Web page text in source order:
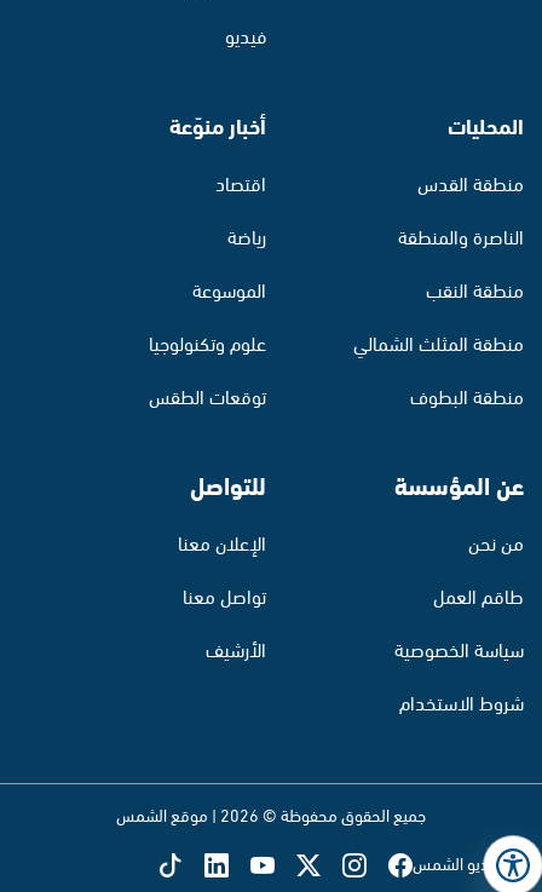
فيديو
المحليات
منطقة القدس
الناصرة والمنطقة
منطقة النقب
منطقة المثلث الشمالي
منطقة البطوف
أخبار منوّعة
اقتصاد
رياضة
الموسوعة
علوم وتكنولوجيا
توقعات الطقس
عن المؤسسة
من نحن
طاقم العمل
سياسة الخصوصية
شروط الاستخدام
للتواصل
الإعلان معنا
تواصل معنا
الأرشيف
جميع الحقوق محفوظة © 2026 | موقع الشمس
تابع راديو الشمس